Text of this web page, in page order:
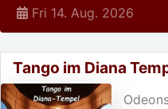
Fri 14. Aug. 2026
Tango im Diana